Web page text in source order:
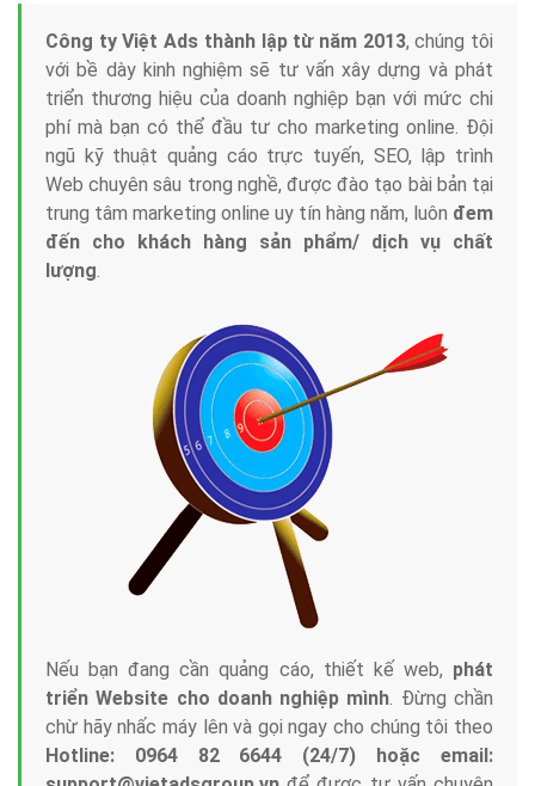
Công ty Việt Ads thành lập từ năm 2013, chúng tôi
với bề dày kinh nghiệm sẽ tư vấn xây dựng và phát
triển thương hiệu của doanh nghiệp bạn với mức chi
phí mà bạn có thể đầu tư cho marketing online. Đội
ngũ kỹ thuật quảng cáo trực tuyến, SEO, lập trình
Web chuyên sâu trong nghề, được đào tạo bài bản tại
trung tâm marketing online uy tín hàng năm, luôn đem
đến cho khách hàng sản phẩm/ dịch vụ chất
lượng.
Nếu bạn đang cần quảng cáo, thiết kế web, phát
triển Website cho doanh nghiệp mình. Đừng chần
chừ hãy nhấc máy lên và gọi ngay cho chúng tôi theo
Hotline: 0964 82 6644 (24/7) hoặc email: